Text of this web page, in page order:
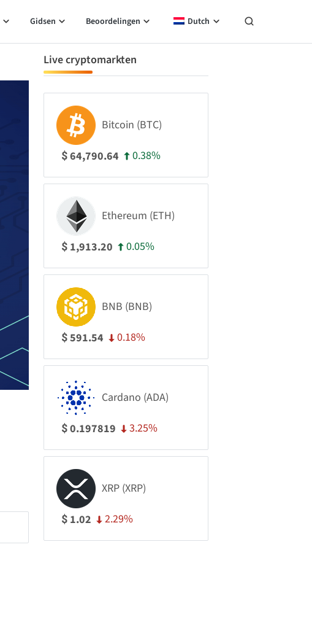
Gidsen Beoordelingen Dutch
Live cryptomarkten
Bitcoin (BTC)
$64,790.64 0.38%
Ethereum (ETH)
$ 1,913.20 0.05%
BNB (BNB)
$591.54 0.18%
Cardano (ADA)
$0.197819 3.25%
XRP (XRP)
$ 1.02 2.29%